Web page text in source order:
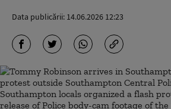
Data publicării: 14.06.2026 12:23